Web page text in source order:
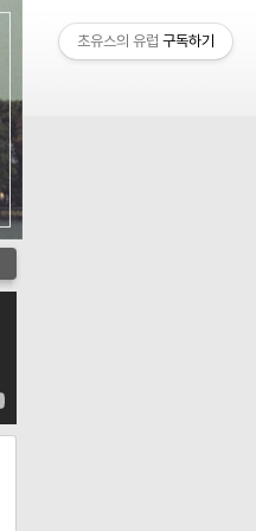
초유스의 유럽 구독하기